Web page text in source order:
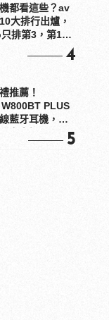
都看這些？av
大排行出爐，
排第3，第1名
4
推薦！
PLUS
藍牙耳機，在
5